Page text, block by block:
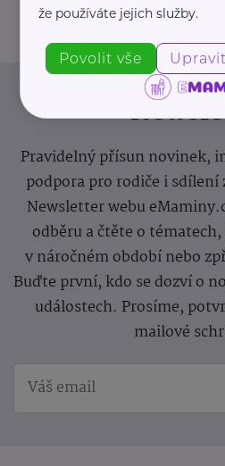
Pravidelný přísun novinek,
podpora pro rodiče i
Newsletter webu
odběru a čtěte o
v náročném období nebo
Buďte první, kdo se dozví o
událostech. Prosíme,
mailové
že používáte jejich služby.
Povolit vše Upravit